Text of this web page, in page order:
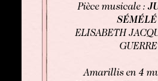
Pièce musicale :
SÉMÉLÉ
ELISABETH
GUERRE
Amarillis en 4